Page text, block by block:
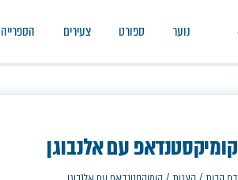
נוער ספורט צעירים הספרייה
קומיקסטנדאפ עם אלנבוגן